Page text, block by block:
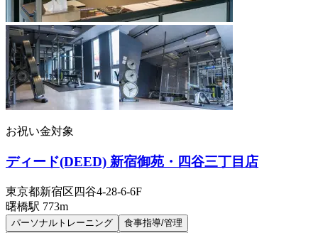
お祝い金対象
ディード(DEED) 新宿御苑・四谷三丁目店
東京都新宿区四谷4-28-6-6F
曙橋駅 773m
パーソナルトレーニング
食事指導/管理